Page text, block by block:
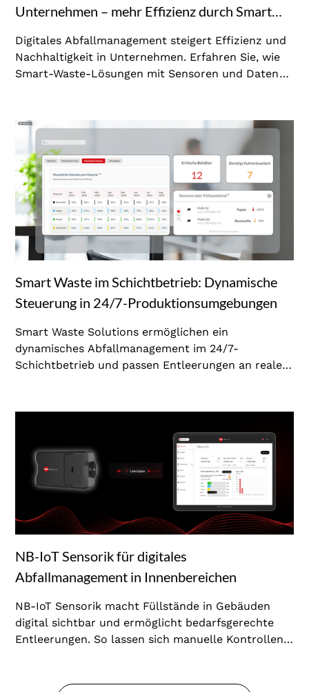
Unternehmen – mehr Effizienz durch Smart
Waste Solutions
Digitales Abfallmanagement steigert Effizienz und
Nachhaltigkeit in Unternehmen. Erfahren Sie, wie
Smart-Waste-Lösungen mit Sensoren und Daten
Smart Waste im Schichtbetrieb: Dynamische
Steuerung in 24/7-Produktionsumgebungen
Smart Waste Solutions ermöglichen ein
dynamisches Abfallmanagement im 24/7-
Schichtbetrieb und passen Entleerungen an reale
sich Ressourcen effizienter einsetzen,
Produktionsspitzen besser steuern und unnötige
Prozesse vermeiden. So werden
Produktionsabläufe stabilisiert und betriebliche
Effizienz nachhaltig verbessert.
NB-IoT Sensorik für digitales
Abfallmanagement in Innenbereichen
NB-IoT Sensorik macht Füllstände in Gebäuden
digital sichtbar und ermöglicht bedarfsgerechte
Entleerungen. So lassen sich manuelle Kontrollen